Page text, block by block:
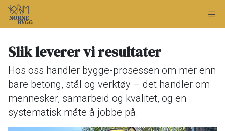
Slik leverer vi resultater
Hos oss handler bygge-prosessen om mer enn
bare betong, stål og verktøy – det handler om
mennesker, samarbeid og kvalitet, og en
systematisk måte å jobbe på.